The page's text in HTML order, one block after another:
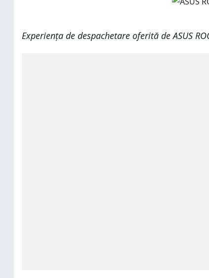
Experiența de despachetare oferită de ASUS